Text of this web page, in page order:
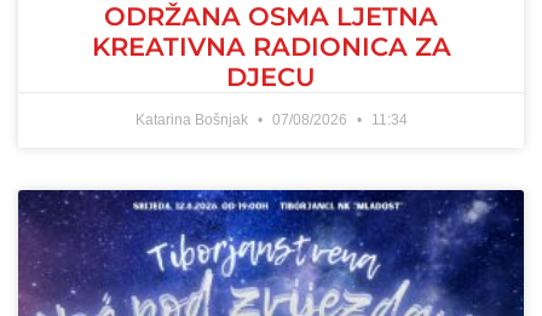
ODRŽANA OSMA LJETNA
KREATIVNA RADIONICA ZA
DJECU
Katarina Bošnjak 07/08/2026 11:34